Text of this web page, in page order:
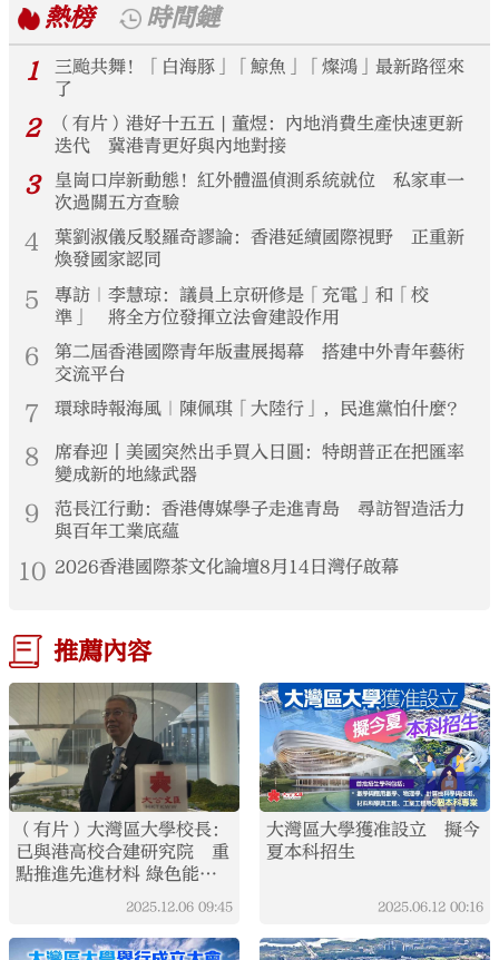
熱榜
時間鏈
1
三颱共舞！「白海豚」「鯨魚」「燦鴻」最新路徑來
了
2
（有片）港好十五五 | 董煜：內地消費生產快速更新
迭代 冀港青更好與內地對接
3
皇崗口岸新動態！紅外體溫偵測系統就位 私家車一
次過關五方查驗
4
葉劉淑儀反駁羅奇謬論：香港延續國際視野 正重新
煥發國家認同
5
專訪｜李慧琼：議員上京研修是「充電」和「校
準」 將全方位發揮立法會建設作用
6
第二屆香港國際青年版畫展揭幕 搭建中外青年藝術
交流平台
7 環球時報海風｜陳佩琪「大陸行」，民進黨怕什麼？
8
席春迎丨美國突然出手買入日圓：特朗普正在把匯率
變成新的地緣武器
9
范長江行動：香港傳媒學子走進青島 尋訪智造活力
與百年工業底蘊
10 2026香港國際茶文化論壇8月14日灣仔啟幕
推薦內容
（有片）大灣區大學校長：
已與港高校合建研究院 重
點推進先進材料 綠色能源
2025.12.06 09:45
大灣區大學獲准設立 擬今
夏本科招生
2025.06.12 00:16